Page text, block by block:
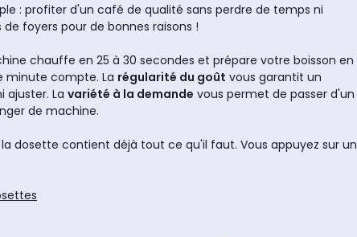
: profiter d'un café de qualité sans perdre de temps ni
foyers pour de bonnes raisons !
chauffe en 25 à 30 secondes et prépare votre boisson en
minute compte. La régularité du goût vous garantit un
ajuster. La variété à la demande vous permet de passer d'un
de machine.
dosette contient déjà tout ce qu'il faut. Vous appuyez sur un